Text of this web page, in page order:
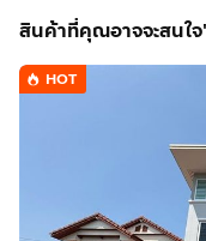
สินค้าที่คุณอาจจะสนใจ'
HOT